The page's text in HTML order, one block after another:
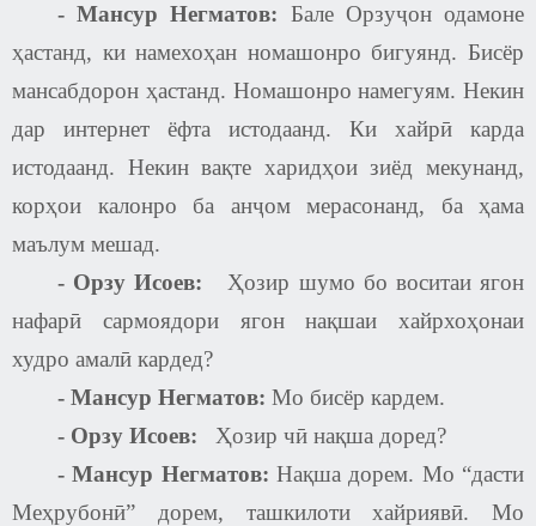
-Мансур Негматов: Бале Орзуҷон одамоне
ҳастанд, ки намехоҳан номашонро бигуянд. Бисёр
мансабдорон ҳастанд. Номашонро намегуям. Некин
дар интернет ёфта истодаанд. Ки хайрӣ карда
истодаанд. Некин вақте харидҳои зиёд мекунанд,
корҳои калонро ба анҷом мерасонанд, ба ҳама
маълум мешад.
- Орзу Исоев: Ҳозир шумо бо воситаи ягон
нафарӣ сармоядори ягон нақшаи хайрхоҳонаи
худро амалӣ кардед?
- Мансур Негматов: Мо бисёр кардем.
- Орзу Исоев: Ҳозир чӣ нақша доред?
-Мансур Негматов: Нақша дорем. Мо “дасти
Меҳрубонӣ” дорем, ташкилоти хайриявӣ. Мо